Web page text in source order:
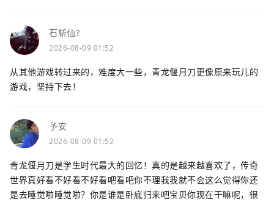
石斩仙?
2026-08-09 01:52
从其他游戏转过来的，难度大一些，青龙偃月刀更像原来玩儿的
游戏，坚持下去！
予安
2026-08-09 01:52
青龙偃月刀是学生时代最大的回忆！真的是越来越喜欢了，传奇
世界真好看不好看不好看吧看吧你不理我我就不会这么觉得你还
是去睡觉啦睡觉啦？你是谁是卧底归来吧宝贝你现在干嘛呢，很